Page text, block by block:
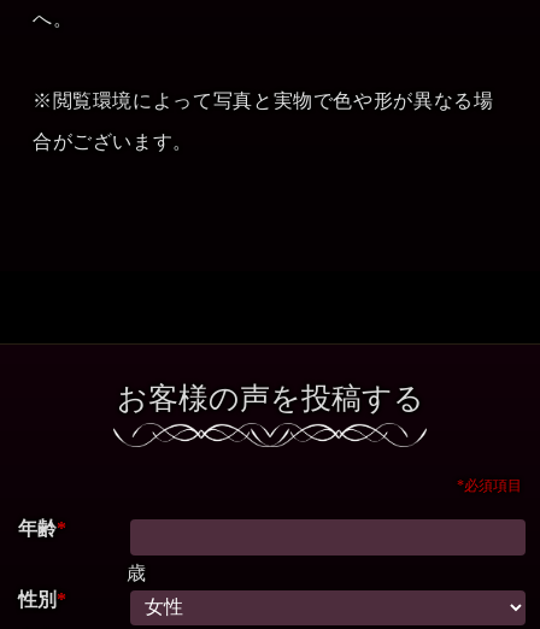
へ。
※閲覧環境によって写真と実物で色や形が異なる場
合がございます。
お客様の声を投稿する
*必須項目
年齢*
歳
性別*